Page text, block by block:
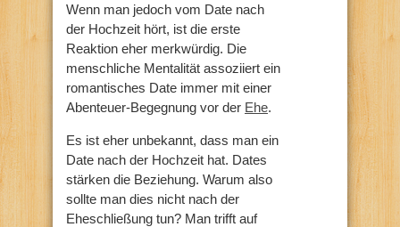
Wenn man jedoch vom Date nach
der Hochzeit hört, ist die erste
Reaktion eher merkwürdig. Die
menschliche Mentalität assoziiert ein
romantisches Date immer mit einer
Abenteuer-Begegnung vor der Ehe.
Es ist eher unbekannt, dass man ein
Date nach der Hochzeit hat. Dates
stärken die Beziehung. Warum also
sollte man dies nicht nach der
Eheschließung tun? Man trifft auf